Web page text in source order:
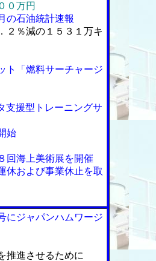
０万円
の石油統計速報
２％減の１５３１万キ
ト「燃料サーチャージ
支援型トレーニングサ
始
回海上美術展を開催
休および事業休止を取
にジャパンハムワージ
推進させるために